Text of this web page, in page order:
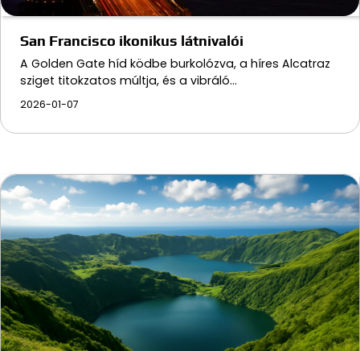
San Francisco ikonikus látnivalói
A Golden Gate híd ködbe burkolózva, a híres Alcatraz
sziget titokzatos múltja, és a vibráló…
2026-01-07